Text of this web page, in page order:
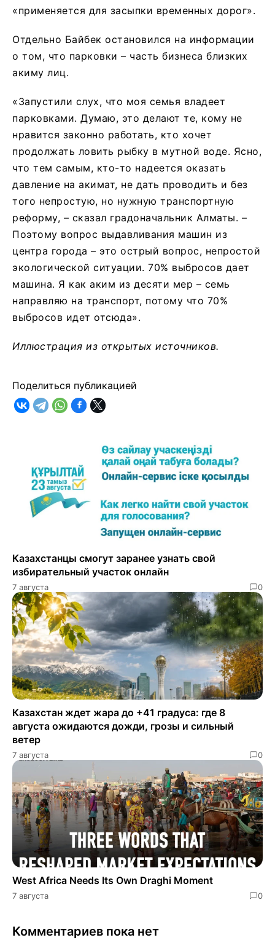
«применяется для засыпки временных дорог».
Отдельно Байбек остановился на информации
о том, что парковки – часть бизнеса близких
акиму лиц.
«Запустили слух, что моя семья владеет
парковками. Думаю, это делают те, кому не
нравится законно работать, кто хочет
продолжать ловить рыбку в мутной воде. Ясно,
что тем самым, кто-то надеется оказать
давление на акимат, не дать проводить и без
того непростую, но нужную транспортную
реформу, – сказал градоначальник Алматы. –
Поэтому вопрос выдавливания машин из
центра города – это острый вопрос, непростой
экологической ситуации. 70% выбросов дает
машина. Я как аким из десяти мер – семь
направляю на транспорт, потому что 70%
выбросов идет отсюда».
Иллюстрация из открытых источников.
Поделиться публикацией
Казахстанцы смогут заранее узнать свой
избирательный участок онлайн
7 августа 0
Казахстан ждет жара до +41 градуса: где 8
августа ожидаются дожди, грозы и сильный
ветер
7 августа 0
West Africa Needs Its Own Draghi Moment
7 августа 0
Комментариев пока нет